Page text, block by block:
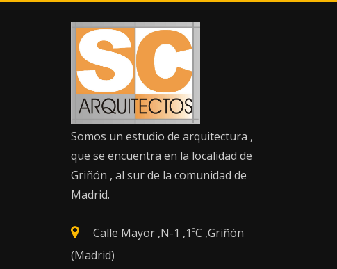
INFORMACIÓN DE
CONTACTO
Somos un estudio de arquitectura ,
que se encuentra en la localidad de
Griñón , al sur de la comunidad de
Madrid.
Calle Mayor ,N-1 ,1ºC ,Griñón
(Madrid)